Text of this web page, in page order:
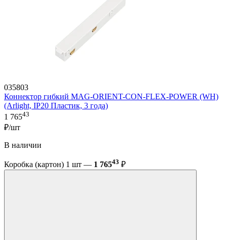
035803
Коннектор гибкий MAG-ORIENT-CON-FLEX-POWER (WH)
(Arlight, IP20 Пластик, 3 года)
1 76543
₽/шт
В наличии
Коробка (картон) 1 шт — 1 76543 ₽